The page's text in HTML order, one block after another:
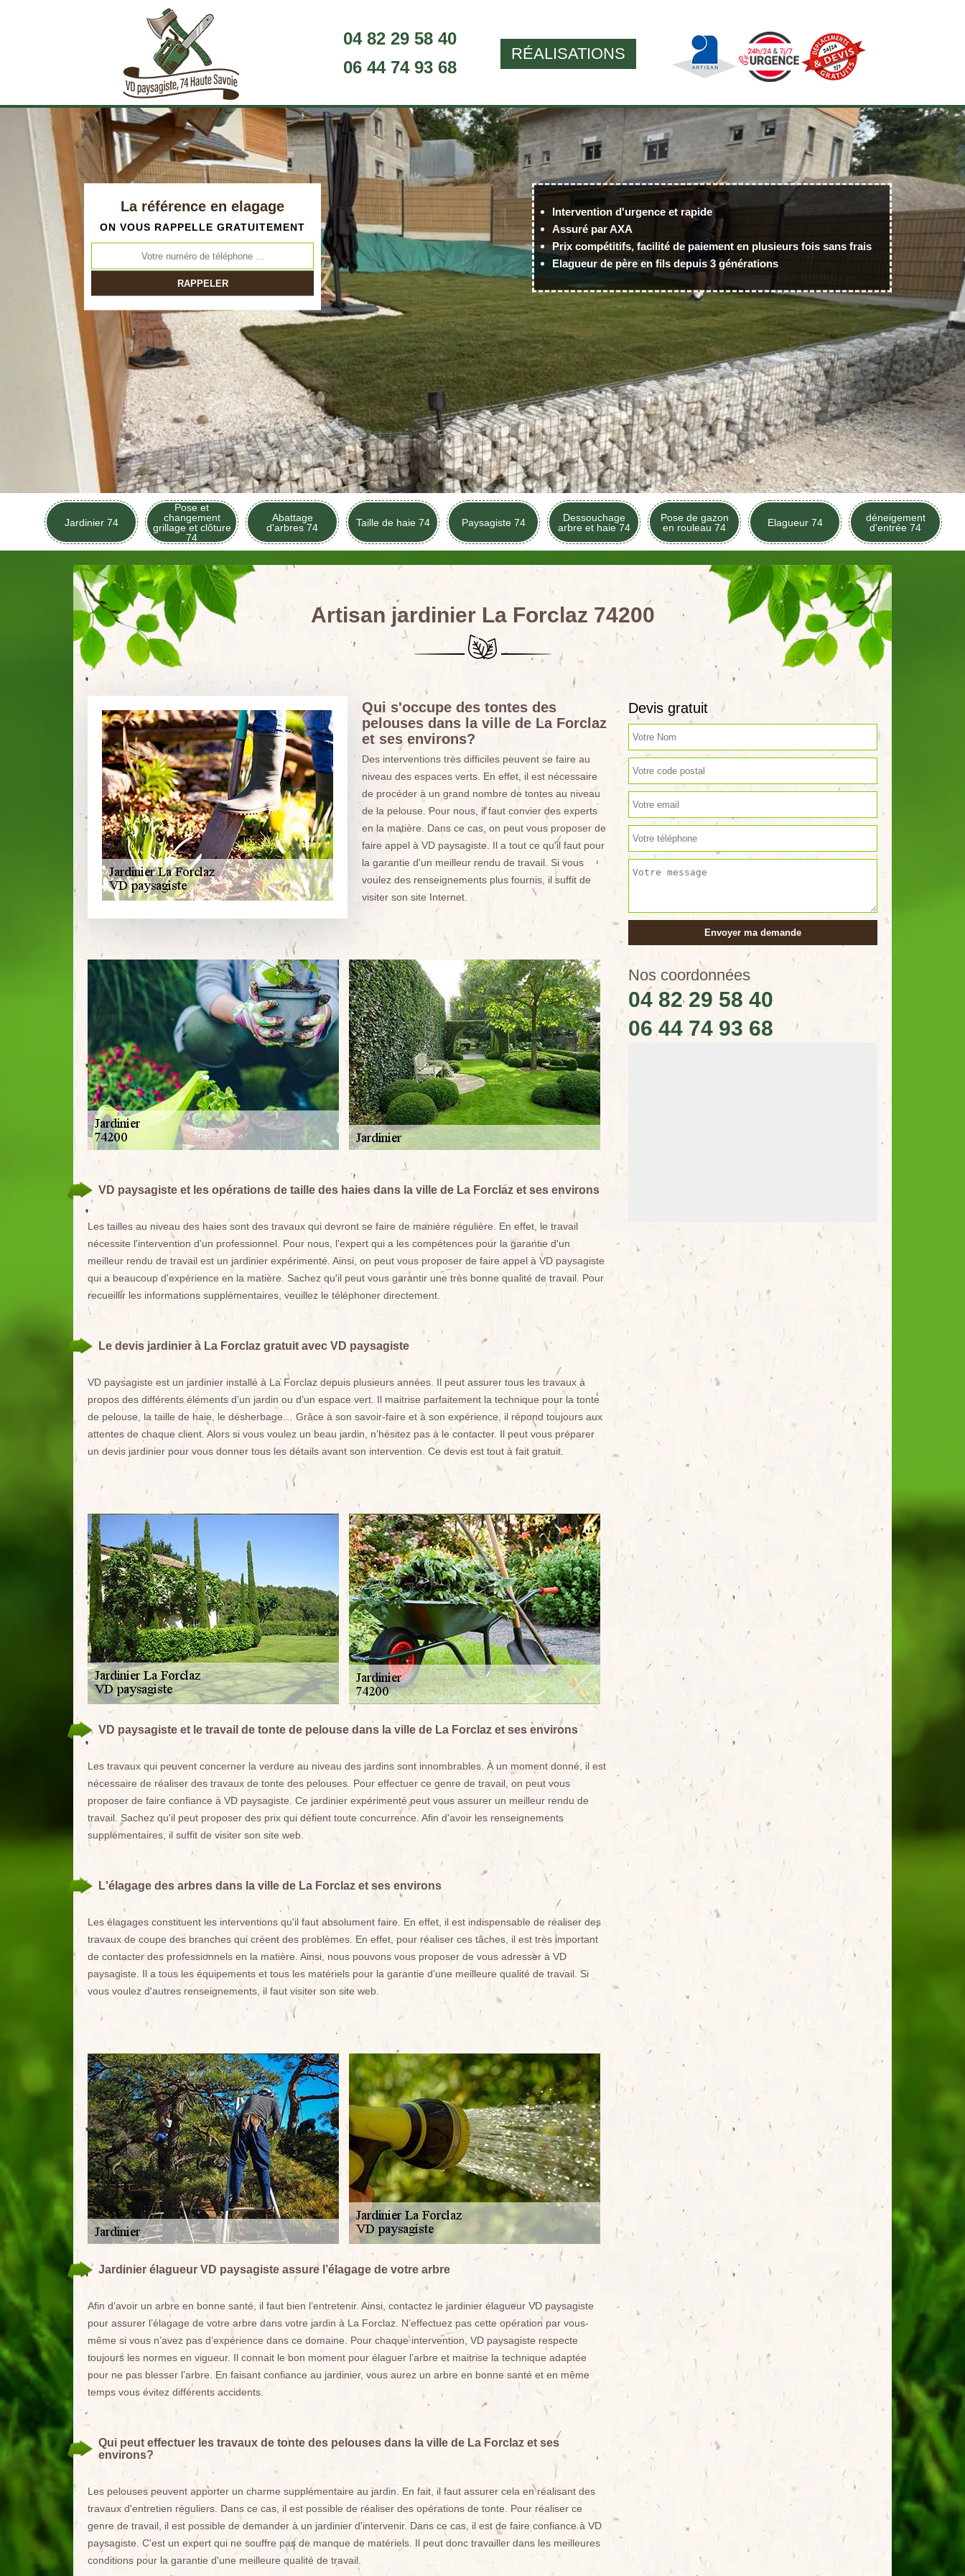
04 82 29 58 40
06 44 74 93 68
RÉALISATIONS
La référence en elagage
ON VOUS RAPPELLE GRATUITEMENT
Intervention d'urgence et rapide
Assuré par AXA
Prix compétitifs, facilité de paiement en plusieurs fois sans frais
Elagueur de père en fils depuis 3 générations
Jardinier 74
Pose et
changement
grillage et clôture
74
Abattage
d'arbres 74
Taille de haie 74 Paysagiste 74
Dessouchage
arbre et haie 74
Pose de gazon
en rouleau 74
Elagueur 74
déneigement
d'entrée 74
Artisan jardinier La Forclaz 74200
Qui s'occupe des tontes des
pelouses dans la ville de La Forclaz
et ses environs?
Des interventions très difficiles peuvent se faire au
niveau des espaces verts. En effet, il est nécessaire
de procéder à un grand nombre de tontes au niveau
de la pelouse. Pour nous, il faut convier des experts
en la matière. Dans ce cas, on peut vous proposer de
faire appel à VD paysagiste. Il a tout ce qu'il faut pour
la garantie d'un meilleur rendu de travail. Si vous
voulez des renseignements plus fournis, il suffit de
visiter son site Internet.
VD paysagiste et les opérations de taille des haies dans la ville de La Forclaz et ses environs
Les tailles au niveau des haies sont des travaux qui devront se faire de manière régulière. En effet, le travail
nécessite l'intervention d'un professionnel. Pour nous, l'expert qui a les compétences pour la garantie d'un
meilleur rendu de travail est un jardinier expérimenté. Ainsi, on peut vous proposer de faire appel à VD paysagiste
qui a beaucoup d'expérience en la matière. Sachez qu'il peut vous garantir une très bonne qualité de travail. Pour
recueillir les informations supplémentaires, veuillez le téléphoner directement.
Le devis jardinier à La Forclaz gratuit avec VD paysagiste
VD paysagiste est un jardinier installé à La Forclaz depuis plusieurs années. Il peut assurer tous les travaux à
propos des différents éléments d’un jardin ou d’un espace vert. Il maitrise parfaitement la technique pour la tonte
de pelouse, la taille de haie, le désherbage… Grâce à son savoir-faire et à son expérience, il répond toujours aux
attentes de chaque client. Alors si vous voulez un beau jardin, n’hésitez pas à le contacter. Il peut vous préparer
un devis jardinier pour vous donner tous les détails avant son intervention. Ce devis est tout à fait gratuit.
VD paysagiste et le travail de tonte de pelouse dans la ville de La Forclaz et ses environs
Les travaux qui peuvent concerner la verdure au niveau des jardins sont innombrables. À un moment donné, il est
nécessaire de réaliser des travaux de tonte des pelouses. Pour effectuer ce genre de travail, on peut vous
proposer de faire confiance à VD paysagiste. Ce jardinier expérimenté peut vous assurer un meilleur rendu de
travail. Sachez qu'il peut proposer des prix qui défient toute concurrence. Afin d'avoir les renseignements
supplémentaires, il suffit de visiter son site web.
L'élagage des arbres dans la ville de La Forclaz et ses environs
Les élagages constituent les interventions qu'il faut absolument faire. En effet, il est indispensable de réaliser des
travaux de coupe des branches qui créent des problèmes. En effet, pour réaliser ces tâches, il est très important
de contacter des professionnels en la matière. Ainsi, nous pouvons vous proposer de vous adresser à VD
paysagiste. Il a tous les équipements et tous les matériels pour la garantie d'une meilleure qualité de travail. Si
vous voulez d'autres renseignements, il faut visiter son site web.
Jardinier élagueur VD paysagiste assure l’élagage de votre arbre
Afin d’avoir un arbre en bonne santé, il faut bien l’entretenir. Ainsi, contactez le jardinier élagueur VD paysagiste
pour assurer l’élagage de votre arbre dans votre jardin à La Forclaz. N’effectuez pas cette opération par vous-
même si vous n’avez pas d’expérience dans ce domaine. Pour chaque intervention, VD paysagiste respecte
toujours les normes en vigueur. Il connait le bon moment pour élaguer l’arbre et maitrise la technique adaptée
pour ne pas blesser l’arbre. En faisant confiance au jardinier, vous aurez un arbre en bonne santé et en même
temps vous évitez différents accidents.
Qui peut effectuer les travaux de tonte des pelouses dans la ville de La Forclaz et ses
environs?
Les pelouses peuvent apporter un charme supplémentaire au jardin. En fait, il faut assurer cela en réalisant des
travaux d'entretien réguliers. Dans ce cas, il est possible de réaliser des opérations de tonte. Pour réaliser ce
genre de travail, il est possible de demander à un jardinier d'intervenir. Dans ce cas, il est de faire confiance à VD
paysagiste. C'est un expert qui ne souffre pas de manque de matériels. Il peut donc travailler dans les meilleures
conditions pour la garantie d'une meilleure qualité de travail.
Devis gratuit
Nos coordonnées
04 82 29 58 40
06 44 74 93 68